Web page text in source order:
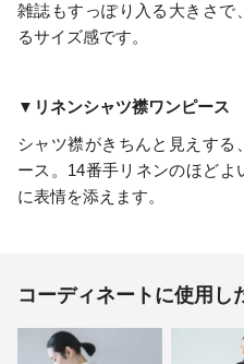
雑誌もすっぽり入る大きさで
るサイズ感です。
▼リネンシャツ襟ワンピース
シャツ襟がきちんと見えす
ース。14番手リネンのほど
に表情を添えます。
コーディネートに使用し